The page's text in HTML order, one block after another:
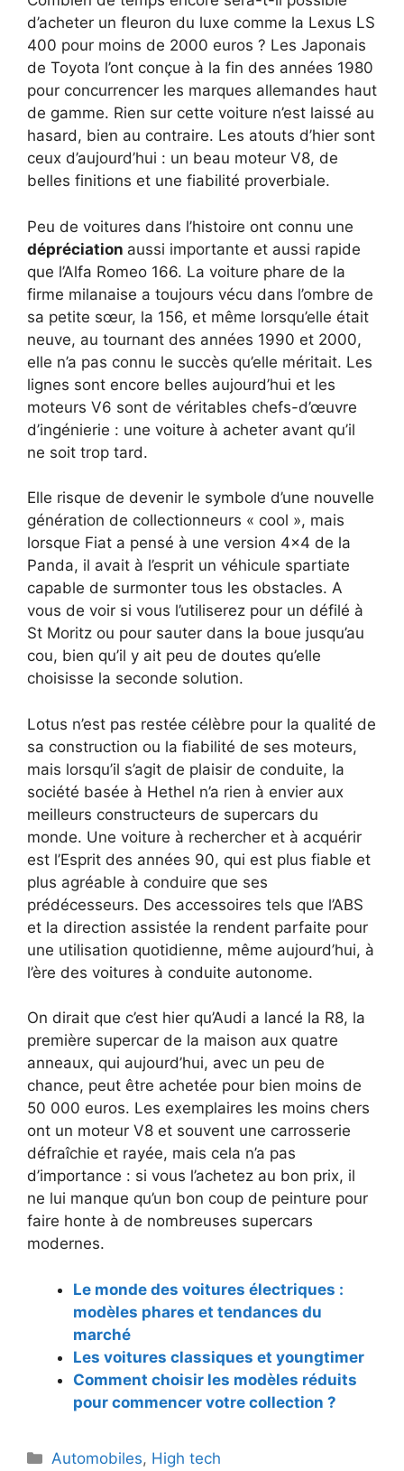
d’acheter un fleuron du luxe comme la Lexus LS
400 pour moins de 2000 euros ? Les Japonais
de Toyota l’ont conçue à la fin des années 1980
pour concurrencer les marques allemandes haut
de gamme. Rien sur cette voiture n’est laissé au
hasard, bien au contraire. Les atouts d’hier sont
ceux d’aujourd’hui : un beau moteur V8, de
belles finitions et une fiabilité proverbiale.
Peu de voitures dans l’histoire ont connu une
dépréciation aussi importante et aussi rapide
que l’Alfa Romeo 166. La voiture phare de la
firme milanaise a toujours vécu dans l’ombre de
sa petite sœur, la 156, et même lorsqu’elle était
neuve, au tournant des années 1990 et 2000,
elle n’a pas connu le succès qu’elle méritait. Les
lignes sont encore belles aujourd’hui et les
moteurs V6 sont de véritables chefs-d’œuvre
d’ingénierie : une voiture à acheter avant qu’il
ne soit trop tard.
Elle risque de devenir le symbole d’une nouvelle
génération de collectionneurs « cool », mais
lorsque Fiat a pensé à une version 4×4 de la
Panda, il avait à l’esprit un véhicule spartiate
capable de surmonter tous les obstacles. A
vous de voir si vous l’utiliserez pour un défilé à
St Moritz ou pour sauter dans la boue jusqu’au
cou, bien qu’il y ait peu de doutes qu’elle
choisisse la seconde solution.
Lotus n’est pas restée célèbre pour la qualité de
sa construction ou la fiabilité de ses moteurs,
mais lorsqu’il s’agit de plaisir de conduite, la
société basée à Hethel n’a rien à envier aux
meilleurs constructeurs de supercars du
monde. Une voiture à rechercher et à acquérir
est l’Esprit des années 90, qui est plus fiable et
plus agréable à conduire que ses
prédécesseurs. Des accessoires tels que l’ABS
et la direction assistée la rendent parfaite pour
une utilisation quotidienne, même aujourd’hui, à
l’ère des voitures à conduite autonome.
On dirait que c’est hier qu’Audi a lancé la R8, la
première supercar de la maison aux quatre
anneaux, qui aujourd’hui, avec un peu de
chance, peut être achetée pour bien moins de
50 000 euros. Les exemplaires les moins chers
ont un moteur V8 et souvent une carrosserie
défraîchie et rayée, mais cela n’a pas
d’importance : si vous l’achetez au bon prix, il
ne lui manque qu’un bon coup de peinture pour
faire honte à de nombreuses supercars
modernes.
Le monde des voitures électriques :
modèles phares et tendances du
marché
Les voitures classiques et youngtimer
Comment choisir les modèles réduits
pour commencer votre collection ?
Catégories
Automobiles, High tech